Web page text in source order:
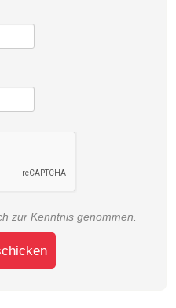
zur Kenntnis genommen.